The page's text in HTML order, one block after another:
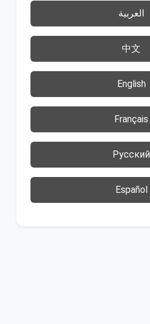
العربية
中文
English
Français
Русский
Español